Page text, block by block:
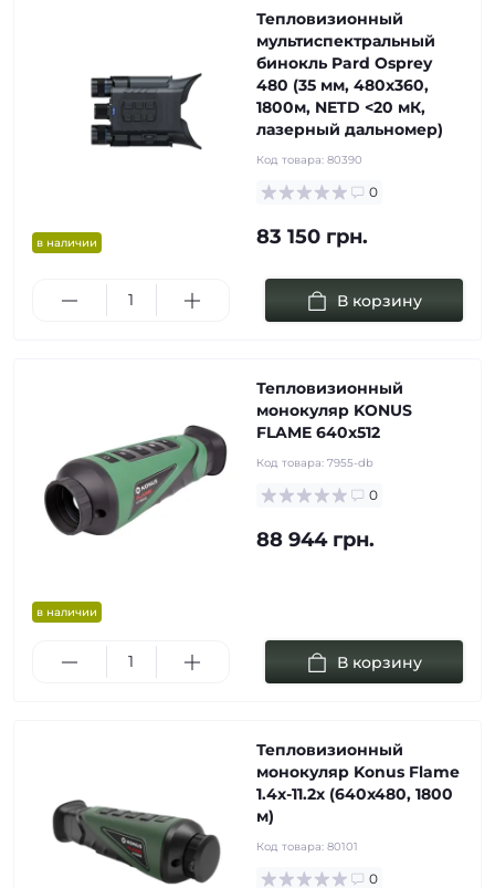
в наличии
Тепловизионный
мультиспектральный
бинокль Pard Osprey
480 (35 мм, 480х360,
1800м, NETD <20 мК,
лазерный дальномер)
Код товара: 80390
0
83 150 грн.
В корзину
в наличии
Тепловизионный
монокуляр KONUS
FLAME 640x512
Код товара: 7955-db
0
88 944 грн.
В корзину
Тепловизионный
монокуляр Konus Flame
1.4x-11.2х (640x480, 1800
м)
Код товара: 80101
0